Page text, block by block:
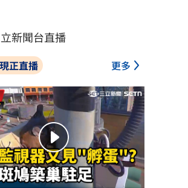
新聞台直播
現正直播 更多